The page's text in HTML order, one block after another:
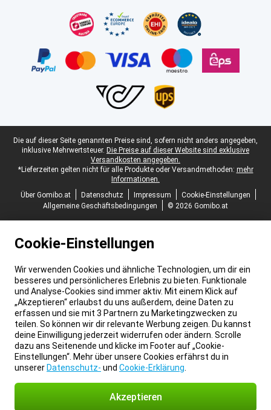
Juristische Fußzeile
Die auf dieser Seite genannten Preise sind, sofern nicht anders angegeben,
inklusive Mehrwertsteuer. Die Preise auf dieser Website sind exklusive
Versandkosten angegeben.
*Lieferzeiten gelten nicht für alle Produkte oder Versandmethoden: mehr
Informationen.
Über Gomibo.at
Datenschutz Impressum
Cookie-Einstellungen
Allgemeine Geschäftsbedingungen
© 2026 Gomibo.at
Cookie-Einstellungen
Wir verwenden Cookies und ähnliche Technologien, um dir ein
besseres und persönlicheres Erlebnis zu bieten. Funktionale
und Analyse-Cookies sind immer aktiv. Mit einem Klick auf
„Akzeptieren“ erlaubst du uns außerdem, deine Daten zu
erfassen und sie mit 3 Partnern zu Marketingzwecken zu
teilen. So können wir dir relevante Werbung zeigen. Du kannst
deine Einwilligung jederzeit widerrufen oder ändern. Scrolle
dazu ans Seitenende und klicke im Footer auf „Cookie-
Einstellungen“. Mehr über unsere Cookies erfährst du in
unserer Datenschutz- und Cookie-Erklärung
Akzeptieren